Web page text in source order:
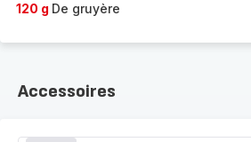
120 g De gruyère
Accessoires